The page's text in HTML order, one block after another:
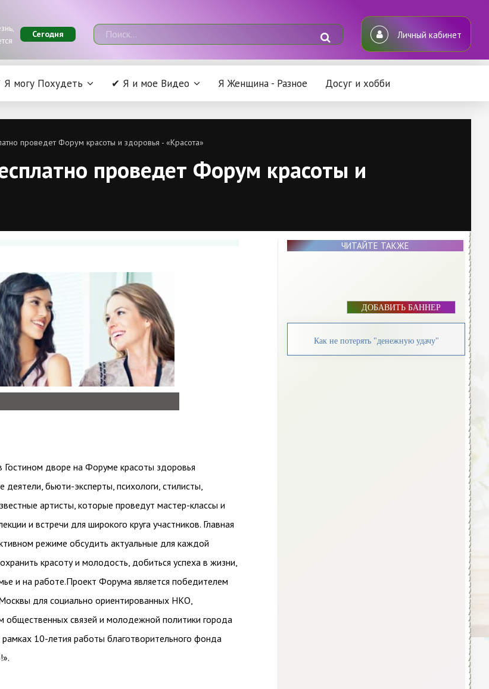
Сегодня Личный кабинет
Я могу Похудеть ✔ Я и мое Видео Я Женщина - Разное Досуг и хобби
проведет Форум красоты и здоровья - «Красота»
проведет Форум красоты и
дворе на Форуме красоты здоровья
деятели, бьюти-эксперты, психологи, стилисты,
артисты, которые проведут мастер-классы и
и встречи для широкого круга участников. Главная
режиме обсудить актуальные для каждой
красоту и молодость, добиться успеха в жизни,
и на работе.Проект Форума является победителем
для социально ориентированных НКО,
общественных связей и молодежной политики города
рамках 10-летия работы благотворительного фонда
ЧИТАЙТЕ ТАКЖЕ
ДОБАВИТЬ БАННЕР
Как не потерять "денежную удачу"